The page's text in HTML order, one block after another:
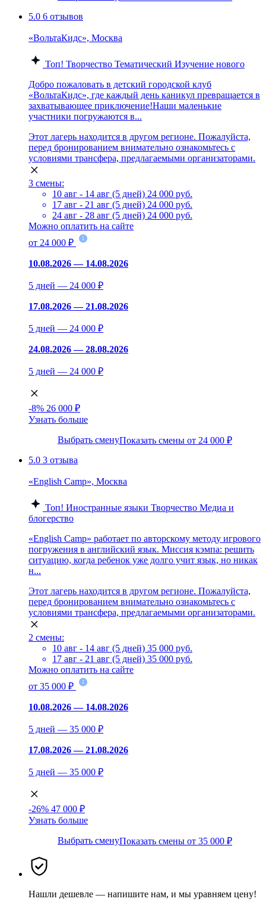
5.0 6 отзывов
«ВольтаКидс», Москва
Топ! Творчество Тематический Изучение нового
Добро пожаловать в детский городской клуб
«ВольтаКидс», где каждый день каникул превращается в
захватывающее приключение!Наши маленькие
участники погружаются в...
Этот лагерь находится в другом регионе. Пожалуйста,
перед бронированием внимательно ознакомьтесь с
условиями трансфера, предлагаемыми организаторами.
3 смены:
10 авг - 14 авг (5 дней) 24 000 руб.
17 авг - 21 авг (5 дней) 24 000 руб.
24 авг - 28 авг (5 дней) 24 000 руб.
Можно оплатить на сайте
от 24 000 ₽
10.08.2026 — 14.08.2026
5 дней — 24 000 ₽
17.08.2026 — 21.08.2026
5 дней — 24 000 ₽
24.08.2026 — 28.08.2026
5 дней — 24 000 ₽
-8% 26 000 ₽
Узнать больше
Выбрать сменуПоказать смены от 24 000 ₽
5.0 3 отзыва
«English Camp», Москва
Топ! Иностранные языки Творчество Медиа и
блогерство
«English Camp» работает по авторскому методу игрового
погружения в английский язык. Миссия кэмпа: решить
ситуацию, когда ребенок уже долго учит язык, но никак
н...
Этот лагерь находится в другом регионе. Пожалуйста,
перед бронированием внимательно ознакомьтесь с
условиями трансфера, предлагаемыми организаторами.
2 смены:
10 авг - 14 авг (5 дней) 35 000 руб.
17 авг - 21 авг (5 дней) 35 000 руб.
Можно оплатить на сайте
от 35 000 ₽
10.08.2026 — 14.08.2026
5 дней — 35 000 ₽
17.08.2026 — 21.08.2026
5 дней — 35 000 ₽
-26% 47 000 ₽
Узнать больше
Выбрать сменуПоказать смены от 35 000 ₽
Нашли дешевле — напишите нам, и мы уравняем цену!